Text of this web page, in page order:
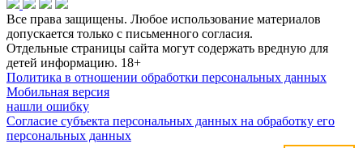
Все права защищены. Любое использование материалов
допускается только с письменного согласия.
Отдельные страницы сайта могут содержать вредную для
детей информацию. 18+
Политика в отношении обработки персональных данных
Мобильная версия
нашли ошибку
Согласие субъекта персональных данных на обработку его
персональных данных